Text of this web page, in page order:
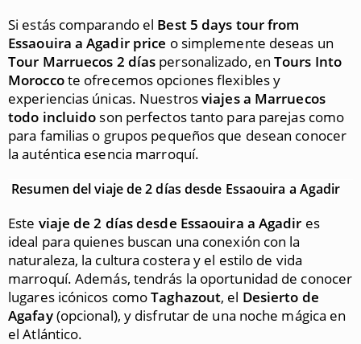
Si estás comparando el Best 5 days tour from
Essaouira a Agadir price o simplemente deseas un
Tour Marruecos 2 días personalizado, enTours Into
Moroccote ofrecemos opciones flexibles y
experiencias únicas. Nuestrosviajes a Marruecos
todo incluido son perfectos tanto para parejas como
para familias o grupos pequeños que desean conocer
la auténtica esencia marroquí.
Resumen del viaje de 2 días desde Essaouira a Agadir
Este viaje de 2 días desde Essaouira a Agadir es
ideal para quienes buscan una conexión con la
naturaleza, la cultura costera y el estilo de vida
marroquí. Además, tendrás la oportunidad de conocer
lugares icónicos comoTaghazout, el Desierto de
Agafay(opcional), y disfrutar de una noche mágica en
el Atlántico.